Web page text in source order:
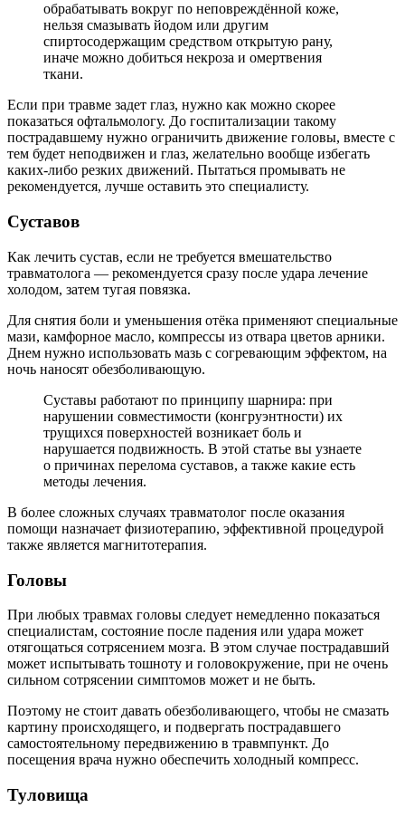
обрабатывать вокруг по неповреждённой коже,
нельзя смазывать йодом или другим
спиртосодержащим средством открытую рану,
иначе можно добиться некроза и омертвения
ткани.
Если при травме задет глаз, нужно как можно скорее
показаться офтальмологу. До госпитализации такому
пострадавшему нужно ограничить движение головы, вместе с
тем будет неподвижен и глаз, желательно вообще избегать
каких-либо резких движений. Пытаться промывать не
рекомендуется, лучше оставить это специалисту.
Суставов
Как лечить сустав, если не требуется вмешательство
травматолога — рекомендуется сразу после удара лечение
холодом, затем тугая повязка.
Для снятия боли и уменьшения отёка применяют специальные
мази, камфорное масло, компрессы из отвара цветов арники.
Днем нужно использовать мазь с согревающим эффектом, на
ночь наносят обезболивающую.
Суставы работают по принципу шарнира: при
нарушении совместимости (конгруэнтности) их
трущихся поверхностей возникает боль и
нарушается подвижность. В этой статье вы узнаете
о причинах перелома суставов, а также какие есть
методы лечения.
В более сложных случаях травматолог после оказания
помощи назначает физиотерапию, эффективной процедурой
также является магнитотерапия.
Головы
При любых травмах головы следует немедленно показаться
специалистам, состояние после падения или удара может
отягощаться сотрясением мозга. В этом случае пострадавший
может испытывать тошноту и головокружение, при не очень
сильном сотрясении симптомов может и не быть.
Поэтому не стоит давать обезболивающего, чтобы не смазать
картину происходящего, и подвергать пострадавшего
самостоятельному передвижению в травмпункт. До
посещения врача нужно обеспечить холодный компресс.
Туловища